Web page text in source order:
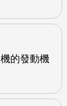
的發動機